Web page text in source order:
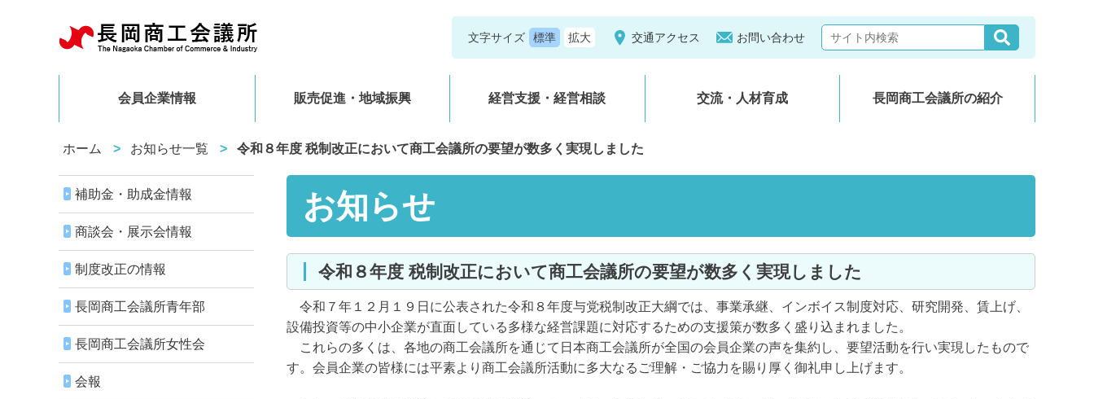
文字サイズ 交通アクセス お問い合わせ
会員企業情報 販売促進・地域振興 経営支援・経営相談 交流・人材育成 長岡商工会議所の紹介
ホーム お知らせ一覧 令和８年度 税制改正において商工会議所の要望が数多く実現しました
お知らせ
令和８年度 税制改正において商工会議所の要望が数多く実現しました
令和７年１２月１９日に公表された令和８年度与党税制改正大綱では、事業承継、インボイス制度対応、研究開発、賃上げ、
設備投資等の中小企業が直面している多様な経営課題に対応するための支援策が数多く盛り込まれました。
これらの多くは、各地の商工会議所を通じて日本商工会議所が全国の会員企業の声を集約し、要望活動を行い実現したもので
す。会員企業の皆様には平素より商工会議所活動に多大なるご理解・ご協力を賜り厚く御礼申し上げます。
補助金・助成金情報
商談会・展示会情報
制度改正の情報
長岡商工会議所青年部
長岡商工会議所女性会
会報